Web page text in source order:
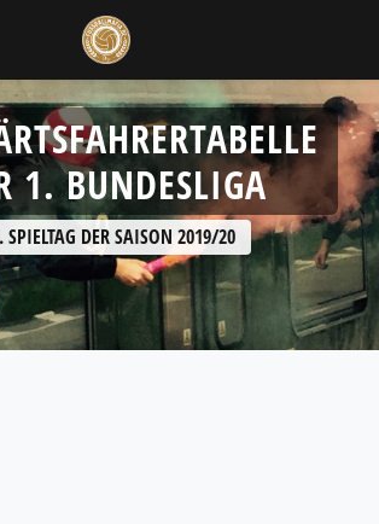
1. BUNDESLIGA
SPIELTAG DER SAISON 2019/20